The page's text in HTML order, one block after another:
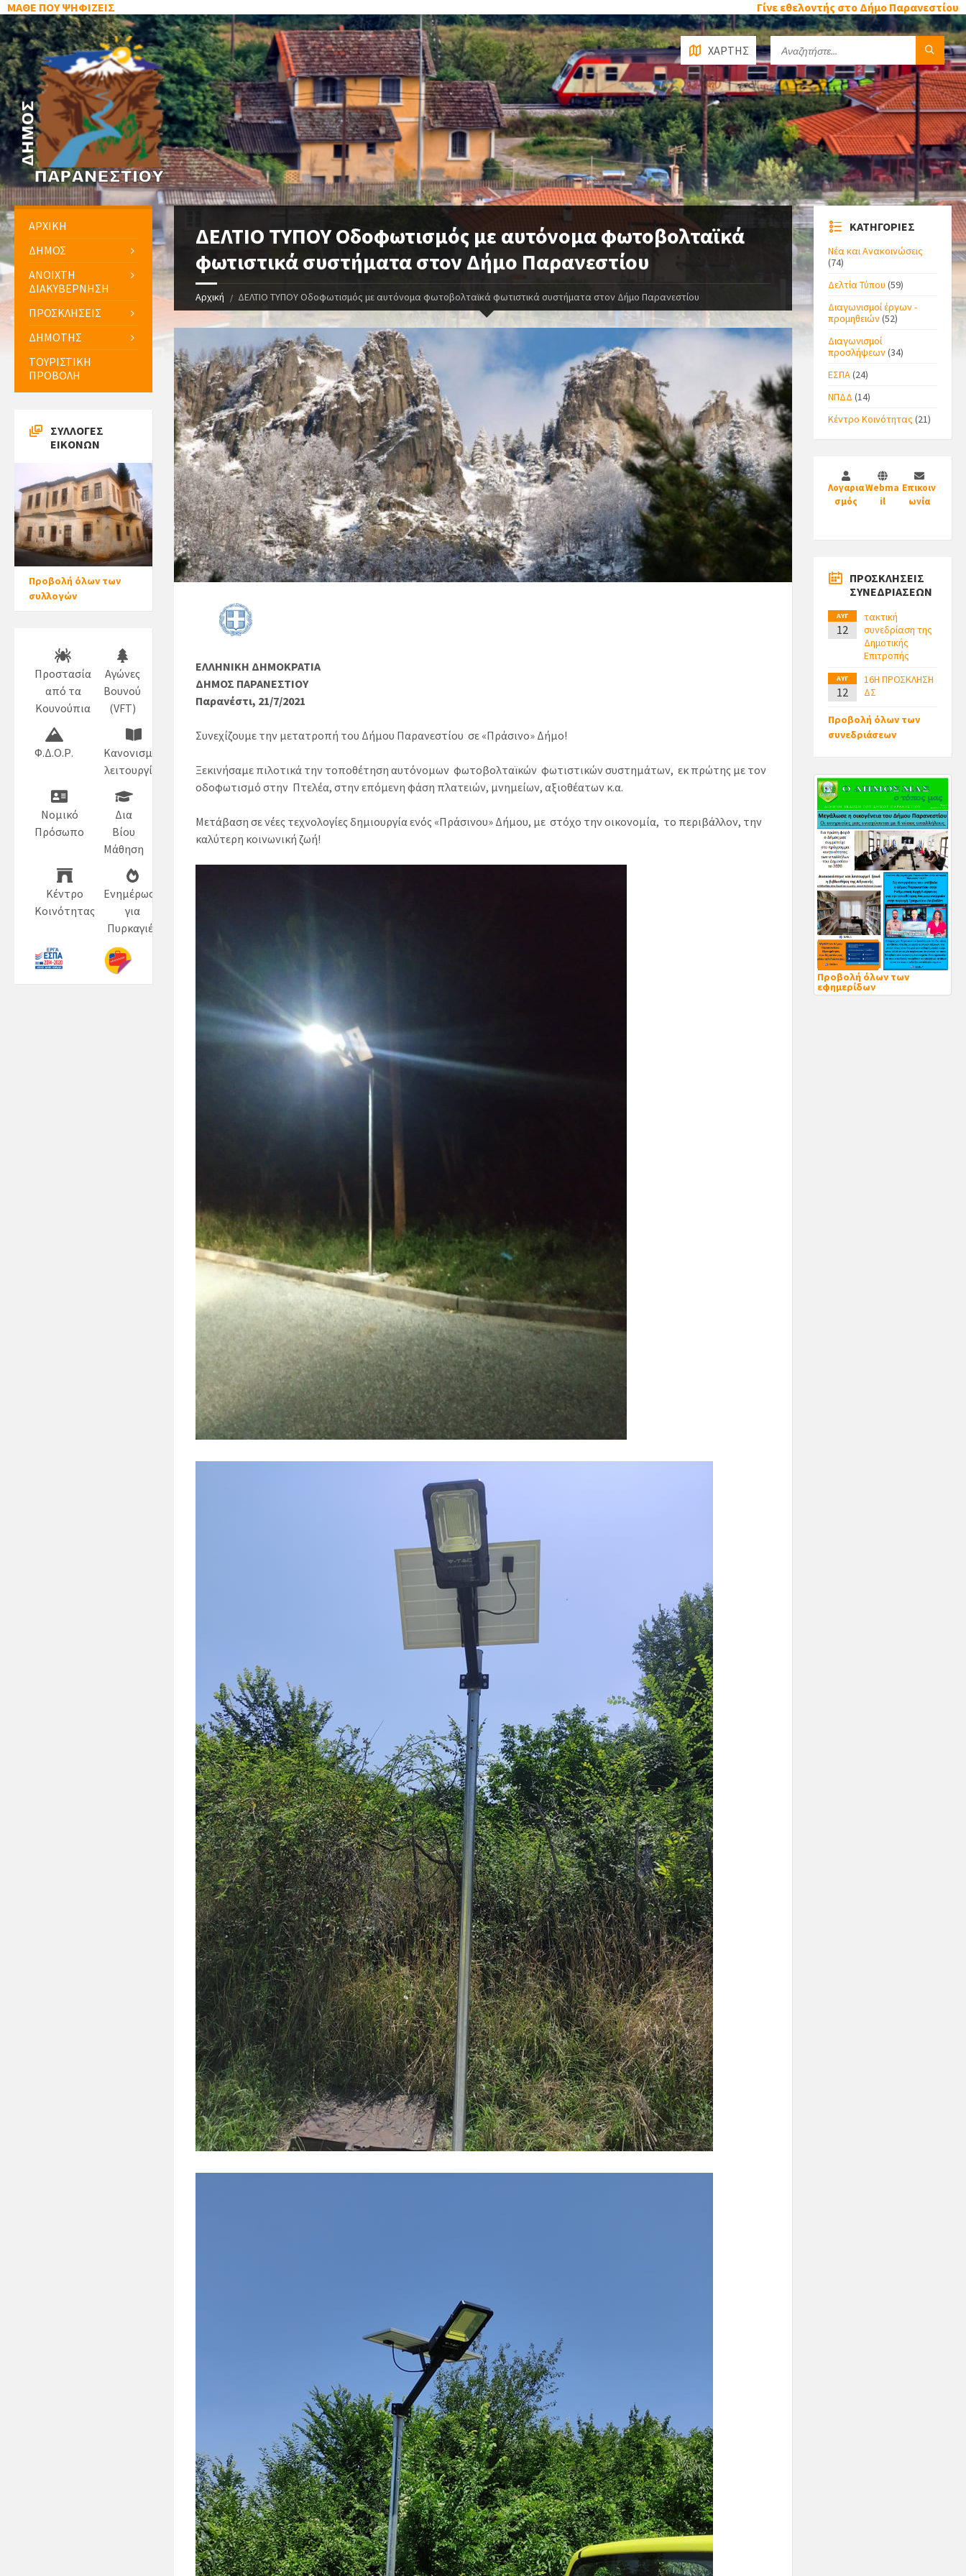
ΜΑΘΕ ΠΟΥ ΨΗΦΙΖΕΙΣ Γίνε εθελοντής στο Δήμο Παρανεστίου
ΧΑΡΤΗΣ
ΔΕΛΤΙΟ ΤΥΠΟΥ Οδοφωτισμός με αυτόνομα φωτοβολταϊκά
φωτιστικά συστήματα στον Δήμο Παρανεστίου
Αρχική ΔΕΛΤΙΟ ΤΥΠΟΥ Οδοφωτισμός με αυτόνομα φωτοβολταϊκά φωτιστικά συστήματα στον Δήμο Παρανεστίου
ΕΛΛΗΝΙΚΗ ΔΗΜΟΚΡΑΤΙΑ
ΔΗΜΟΣ ΠΑΡΑΝΕΣΤΙΟΥ
Παρανέστι, 21/7/2021
Συνεχίζουμε την μετατροπή του Δήμου Παρανεστίου σε «Πράσινο» Δήμο!
Ξεκινήσαμε πιλοτικά την τοποθέτηση αυτόνομων φωτοβολταϊκών φωτιστικών συστημάτων, εκ πρώτης με τον
οδοφωτισμό στην Πτελέα, στην επόμενη φάση πλατειών, μνημείων, αξιοθέατων κ.α.
Μετάβαση σε νέες τεχνολογίες δημιουργία ενός «Πράσινου» Δήμου, με στόχο την οικονομία, το περιβάλλον, την
καλύτερη κοινωνική ζωή!
ΑΡΧΙΚΗ
ΔΗΜΟΣ
ΑΝΟΙΧΤΗ
ΔΙΑΚΥΒΕΡΝΗΣΗ
ΠΡΟΣΚΛΗΣΕΙΣ
ΔΗΜΟΤΗΣ
ΤΟΥΡΙΣΤΙΚΗ
ΠΡΟΒΟΛΗ
ΣΥΛΛΟΓΕΣ
ΕΙΚΟΝΩΝ
Προβολή όλων των
συλλογών
Προστασία
από τα
Κουνούπια
Αγώνες
Βουνού
(VFT)
Φ.Δ.Ο.Ρ.
Κανονισμός
λειτουργίας
Νομικό
Πρόσωπο
Δια
Βίου
Μάθηση
Κέντρο
Κοινότητας
Ενημέρωση
για
Πυρκαγιές
ΚΑΤΗΓΟΡΙΕΣ
Νέα και Ανακοινώσεις
(74)
Δελτία Τύπου (59)
Διαγωνισμοί έργων -
προμηθειών(52)
Διαγωνισμοί
προσλήψεων(34)
ΕΣΠΑ(24)
ΝΠΔΔ (14)
Κέντρο Κοινότητας(21)
Λογαρια
σμός
Webma
il
Επικοιν
ωνία
ΠΡΟΣΚΛΗΣΕΙΣ
ΣΥΝΕΔΡΙΑΣΕΩΝ
ΑΥΓ
12
τακτική
συνεδρίαση της
Δημοτικής
Επιτροπής
ΑΥΓ
12
16Η ΠΡΟΣΚΛΗΣΗ
ΔΣ
Προβολή όλων των
συνεδριάσεων
Προβολή όλων των
εφημερίδων